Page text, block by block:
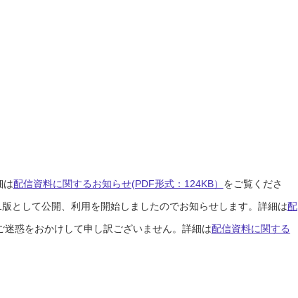
は配信資料に関するお知らせ(PDF形式：124KB） をご覧くださ
として公開、利用を開始しましたのでお知らせします。詳細は配
惑をおかけして申し訳ございません。詳細は配信資料に関する